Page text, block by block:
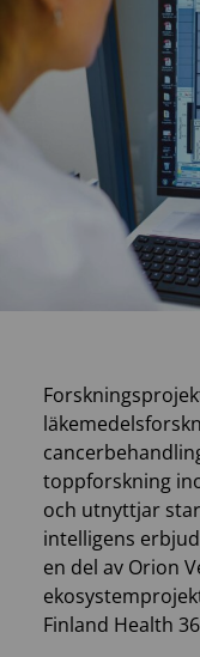
toppforskning
och utnyttjar
intelligens
en del av Orion
Finland Health